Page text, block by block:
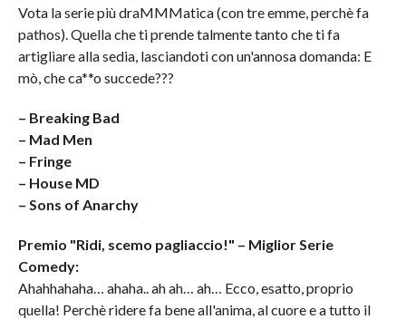
Vota la serie più draMMMatica (con tre emme, perchè fa
pathos). Quella che ti prende talmente tanto che ti fa
artigliare alla sedia, lasciandoti con un'annosa domanda: E
mò, che ca**o succede???
– Breaking Bad
– Mad Men
– Fringe
– House MD
– Sons of Anarchy
Premio "Ridi, scemo pagliaccio!" – Miglior Serie
Comedy:
Ahahhahaha… ahaha.. ah ah… ah… Ecco, esatto, proprio
quella! Perchè ridere fa bene all'anima, al cuore e a tutto il